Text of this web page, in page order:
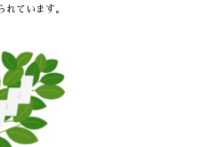
れています。